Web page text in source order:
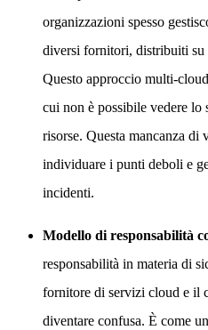
organizzazioni spesso
diversi fornitori, distribuiti
Questo approccio multi-
cui non è possibile vedere lo
risorse. Questa mancanza
individuare i punti deboli e
incidenti.
Modello di responsabilità
responsabilità in materia di
fornitore di servizi cloud e il
diventare confusa. È come